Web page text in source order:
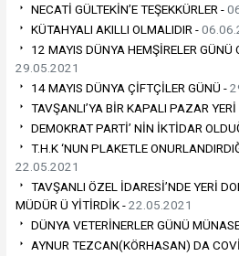
NECATİ GÜLTEKİN’E TEŞEKKÜRLER -
KÜTAHYALI AKILLI OLMALIDIR -
12 MAYIS DÜNYA HEMŞİRELER GÜNÜ
29.05.2021
14 MAYIS DÜNYA ÇİFTÇİLER GÜNÜ -
TAVŞANLI’YA BİR KAPALI PAZAR
DEMOKRAT PARTİ’ NİN İKTİDAR
T.H.K ‘NUN PLAKETLE
22.05.2021
TAVŞANLI ÖZEL İDARESİ’NDE YERİ
MÜDÜR Ü YİTİRDİK -22.05.2021
DÜNYA VETERİNERLER GÜNÜ
AYNUR TEZCAN(KÖRHASAN) DA